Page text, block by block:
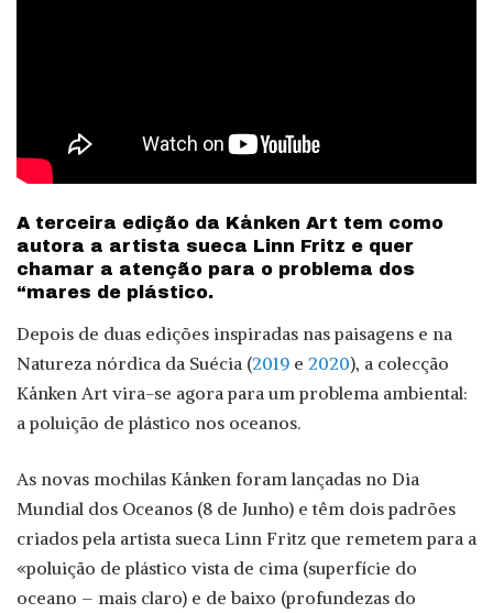
A terceira edição da Kånken Art tem como
autora a artista sueca Linn Fritz e quer
chamar a atenção para o problema dos
“mares de plástico.
Depois de duas edições inspiradas nas paisagens e na
Natureza nórdica da Suécia (2019 e 2020), a colecção
Kånken Art vira-se agora para um problema ambiental:
a poluição de plástico nos oceanos.
As novas mochilas Kånken foram lançadas no Dia
Mundial dos Oceanos (8 de Junho) e têm dois padrões
criados pela artista sueca Linn Fritz que remetem para a
«poluição de plástico vista de cima (superfície do
oceano – mais claro) e de baixo (profundezas do